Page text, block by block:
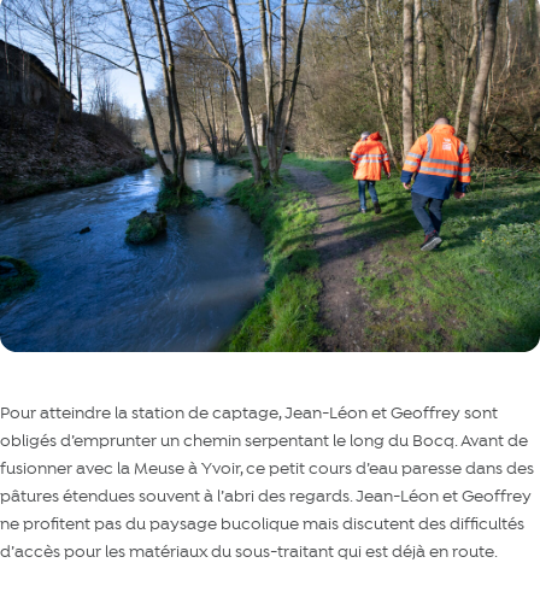
Pour atteindre la station de captage, Jean-Léon et Geoffrey sont
obligés d’emprunter un chemin serpentant le long du Bocq. Avant de
fusionner avec la Meuse à Yvoir, ce petit cours d’eau paresse dans des
pâtures étendues souvent à l’abri des regards. Jean-Léon et Geoffrey
ne profitent pas du paysage bucolique mais discutent des difficultés
d’accès pour les matériaux du sous-traitant qui est déjà en route.